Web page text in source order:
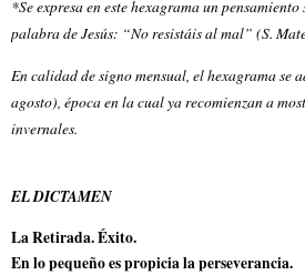
*Se expresa en este hexagrama un
palabra de Jesús: “No resistáis al mal” (S.
En calidad de signo mensual, el hexagrama se
agosto), época en la cual ya recomienzan a
invernales.
EL DICTAMEN
La Retirada. Éxito.
En lo pequeño es propicia la perseverancia.